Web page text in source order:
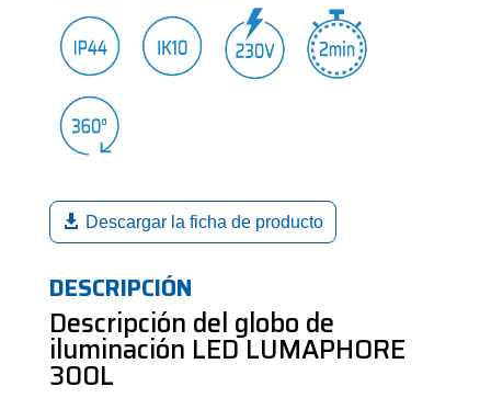
Descargar la ficha de producto
DESCRIPCIÓN
Descripción del globo de
iluminación LED LUMAPHORE
300L